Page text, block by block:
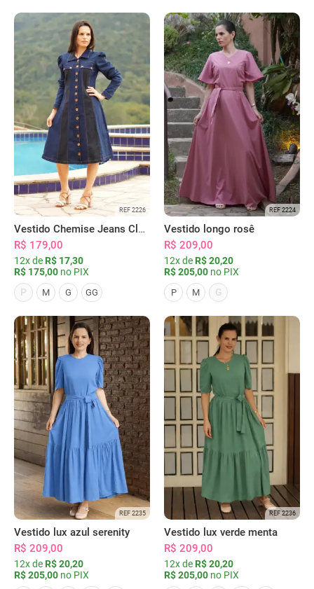
REF 2226
Vestido Chemise Jeans Clássica Serena
R$ 179,00
12x de R$ 17,30
R$ 175,00 no PIX
P
M G GG
REF 2224
Vestido longo rosê
R$ 209,00
12x de R$ 20,20
R$ 205,00 no PIX
P M G
REF 2235
Vestido lux azul serenity
R$ 209,00
12x de R$ 20,20
R$ 205,00 no PIX
REF 2236
Vestido lux verde menta
R$ 209,00
12x de R$ 20,20
R$ 205,00 no PIX